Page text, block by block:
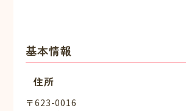
基本情報
住所
〒623-0016